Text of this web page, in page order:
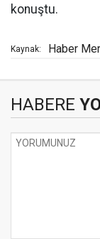
konuştu.
Kaynak: Haber
HABERE